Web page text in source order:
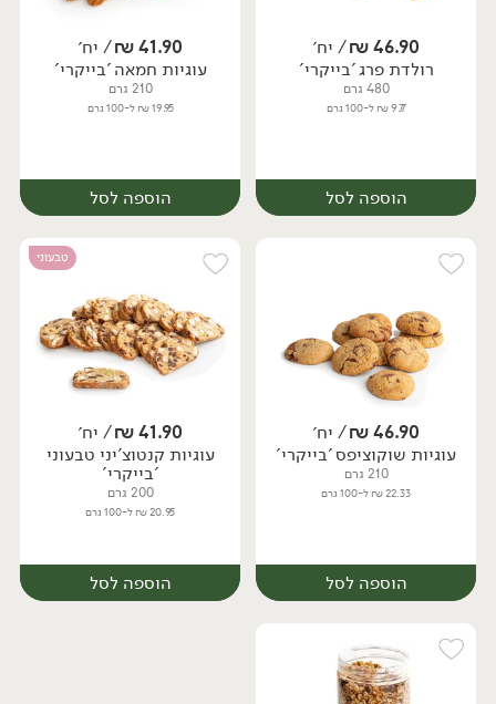
יח׳ יח׳
46.90
₪/ יח׳
רולדת פרג 'בייקרי'
480 גרם
9.77 ₪ ל-100 גרם
הוספה לסל
יח׳
41.90
₪/ יח׳
עוגיות חמאה 'בייקרי'
210 גרם
19.95 ₪ ל-100 גרם
הוספה לסל
יח׳
46.90
₪/ יח׳
עוגיות שוקוציפס 'בייקרי'
210 גרם
22.33 ₪ ל-100 גרם
הוספה לסל
טבעוני
41.90
₪/ יח׳
עוגיות קנטוצ'יני טבעוני
'בייקרי'
200 גרם
20.95 ₪ ל-100 גרם
הוספה לסל